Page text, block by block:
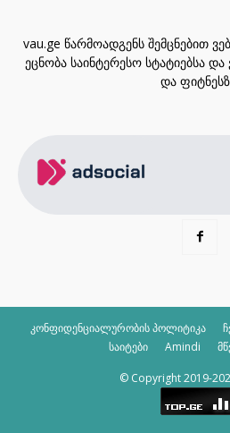
vau.ge წარმოადგენს შემცნებით
ეცნობა საინტერესო სტატიებსა
და
კონფიდენციალურობის პოლიტიკა
საიტები
Amindi
© Copyright 2019-